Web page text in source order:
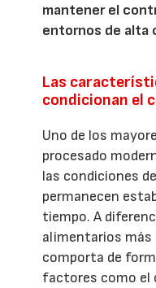
mantener el
entornos de alta
Las
condicionan el
Uno de los
procesado
las condiciones
permanecen
tiempo. A
alimentarios más
comporta de
factores como el